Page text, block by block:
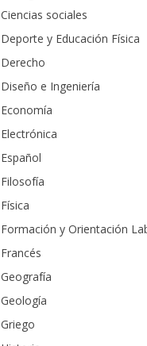
Ciencias sociales
Deporte y Educación Física
Derecho
Diseño e Ingeniería
Economía
Electrónica
Español
Filosofía
Física
Formación y Orientación
Francés
Geografía
Geología
Griego